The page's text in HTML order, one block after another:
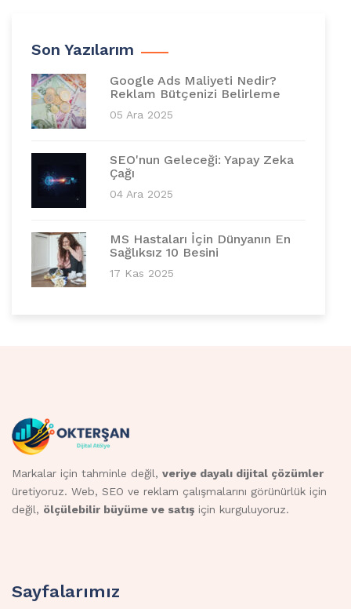
Son Yazılarım
Google Ads Maliyeti Nedir?
Reklam Bütçenizi Belirleme
05 Ara 2025
SEO'nun Geleceği: Yapay Zeka
Çağı
04 Ara 2025
MS Hastaları İçin Dünyanın En
Sağlıksız 10 Besini
17 Kas 2025
Markalar için tahminle değil, veriye dayalı dijital çözümler
üretiyoruz. Web, SEO ve reklam çalışmalarını görünürlük için
değil, ölçülebilir büyüme ve satış için kurguluyoruz.
Sayfalarımız